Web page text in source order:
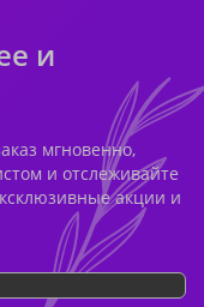
и
мгновенно,
и отслеживайте
акции и